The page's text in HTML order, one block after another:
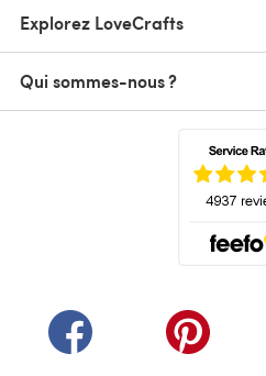
Explorez LoveCrafts
Qui sommes-nous ?
(s'ouvre dans un nouvel
(s'ouvre